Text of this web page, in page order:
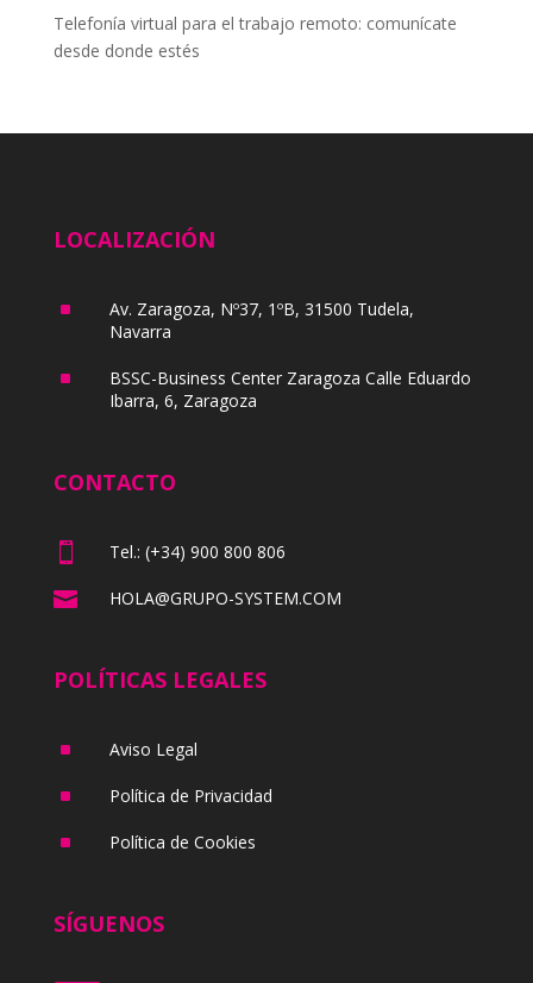
Telefonía virtual para el trabajo remoto: comunícate
desde donde estés
LOCALIZACIÓN
^
Av. Zaragoza, Nº37, 1ºB, 31500 Tudela,
Navarra
^
BSSC-Business Center Zaragoza Calle Eduardo
Ibarra, 6, Zaragoza
CONTACTO
 Tel.: (+34) 900 800 806
 HOLA@GRUPO-SYSTEM.COM
POLÍTICAS LEGALES
^ Aviso Legal
^ Política de Privacidad
^ Política de Cookies
SÍGUENOS